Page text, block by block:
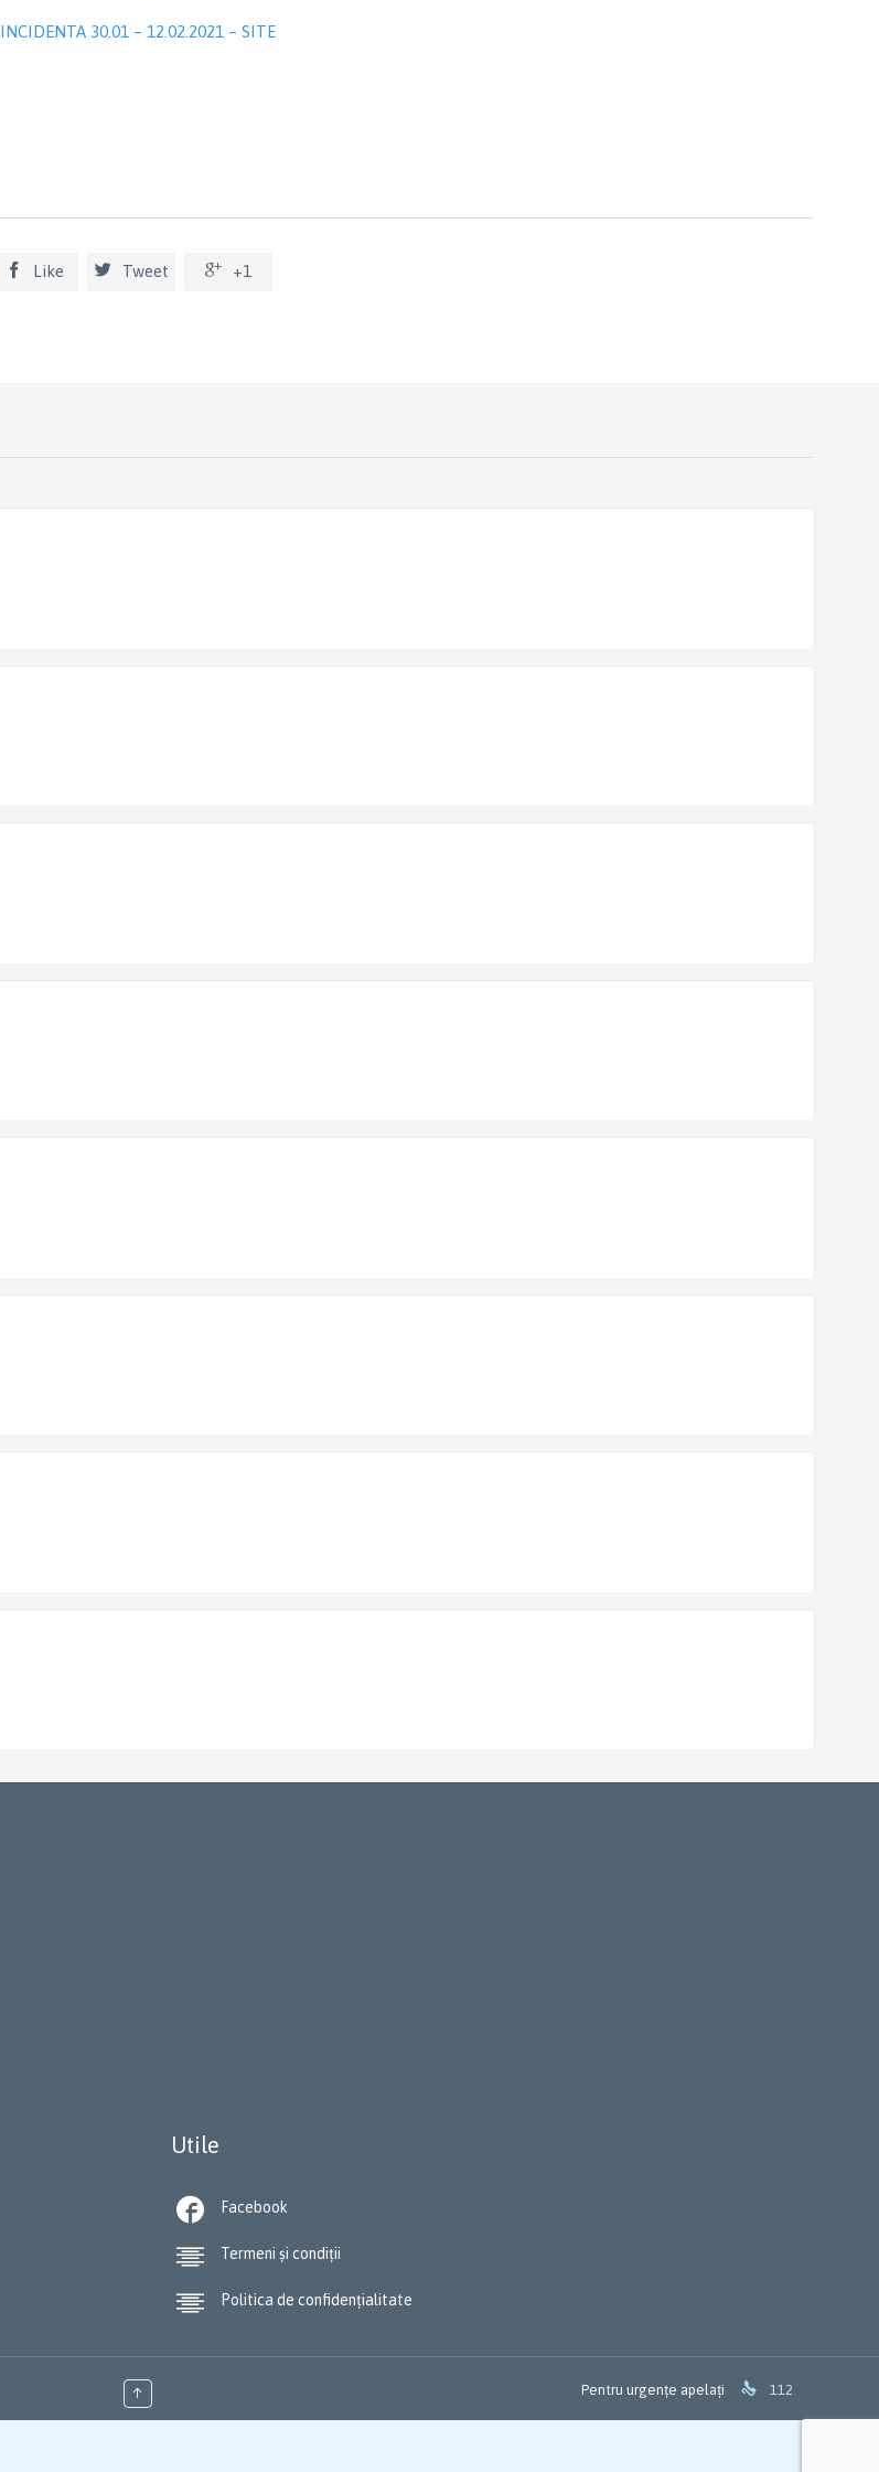
INCIDENTA 30.01 – 12.02.2021 – SITE
 Like  Tweet  +1
Utile
 Facebook
 Termeni și condiții
 Politica de confidențialitate
↑ Pentru urgențe apelați  112